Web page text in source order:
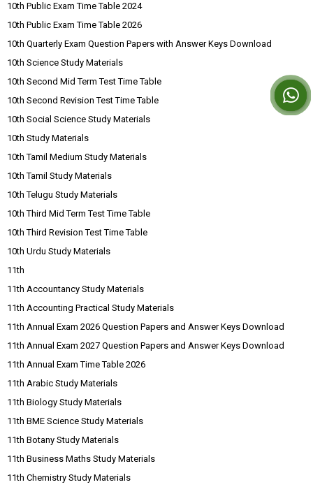
10th Public Exam Time Table 2024
10th Public Exam Time Table 2026
10th Quarterly Exam Question Papers with Answer Keys Download
10th Science Study Materials
10th Second Mid Term Test Time Table
10th Second Revision Test Time Table
10th Social Science Study Materials
10th Study Materials
10th Tamil Medium Study Materials
10th Tamil Study Materials
10th Telugu Study Materials
10th Third Mid Term Test Time Table
10th Third Revision Test Time Table
10th Urdu Study Materials
11th
11th Accountancy Study Materials
11th Accounting Practical Study Materials
11th Annual Exam 2026 Question Papers and Answer Keys Download
11th Annual Exam 2027 Question Papers and Answer Keys Download
11th Annual Exam Time Table 2026
11th Arabic Study Materials
11th Biology Study Materials
11th BME Science Study Materials
11th Botany Study Materials
11th Business Maths Study Materials
11th Chemistry Study Materials